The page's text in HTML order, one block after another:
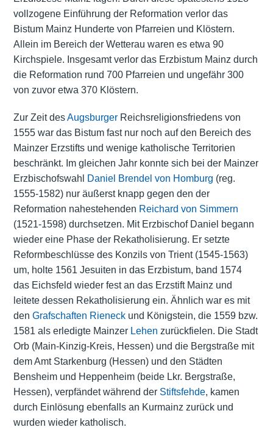
vollzogene Einführung der Reformation verlor das
Bistum Mainz Hunderte von Pfarreien und Klöstern.
Allein im Bereich der Wetterau waren es etwa 90
Kirchspiele. Insgesamt verlor das Erzbistum Mainz durch
die Reformation rund 700 Pfarreien und ungefähr 300
von zuvor etwa 370 Klöstern.
Zur Zeit desAugsburgerReichsreligionsfriedens von
1555 war das Bistum fast nur noch auf den Bereich des
Mainzer Erzstifts und wenige katholische Territorien
beschränkt. Im gleichen Jahr konnte sich bei der Mainzer
Erzbischofswahl
Daniel Brendel von Homburg (reg.
1555-1582) nur äußerst knapp gegen den der
Reformation nahestehenden Reichard von Simmern
(1521-1598) durchsetzen. Mit Erzbischof Daniel begann
wieder eine Phase der Rekatholisierung. Er setzte
Reformbeschlüsse des Konzils von Trient (1545-1563)
um, holte 1561 Jesuiten in das Erzbistum, band 1574
das Eichsfeld wieder fest an das Erzstift Mainz und
leitete dessen Rekatholisierung ein. Ähnlich war es mit
den Grafschaften Rieneckund Königstein, die 1559 bzw.
1581 als erledigte Mainzer Lehen zurückfielen. Die Stadt
Orb (Main-Kinzig-Kreis, Hessen) und die Bergstraße mit
dem Amt Starkenburg (Hessen) und den Städten
Bensheim und Heppenheim (beide Lkr. Bergstraße,
Hessen), verpfändet während der Stiftsfehde, kamen
durch Einlösung ebenfalls an Kurmainz zurück und
wurden wieder katholisch.